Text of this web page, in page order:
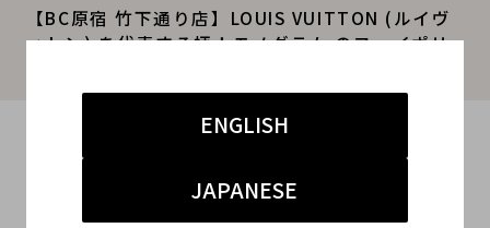
ENGLISH
JAPANESE
【BC原宿 竹下通り店】LOUIS VUITTON (ルイヴ
ィトン) を代表する柄！モノグラム のフェイポリ
#3WAYショルダーバッグ